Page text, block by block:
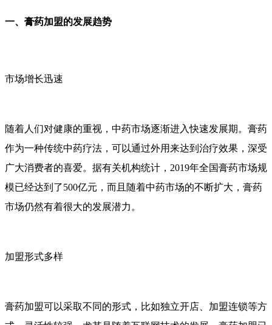
一、膏药加盟的发展趋势
市场增长迅速
随着人们对健康的重视，中药市场逐渐进入快速发展期。膏药
作为一种传统中药疗法，可以通过外用来达到治疗效果，深受
广大消费者的喜爱。据有关机构统计，2019年全国膏药市场规
模已经达到了500亿元，而且随着中药市场的不断扩大，膏药
市场仍然有着很大的发展潜力。
加盟形式多样
膏药加盟可以采取不同的形式，比如独立开店、加盟连锁等方